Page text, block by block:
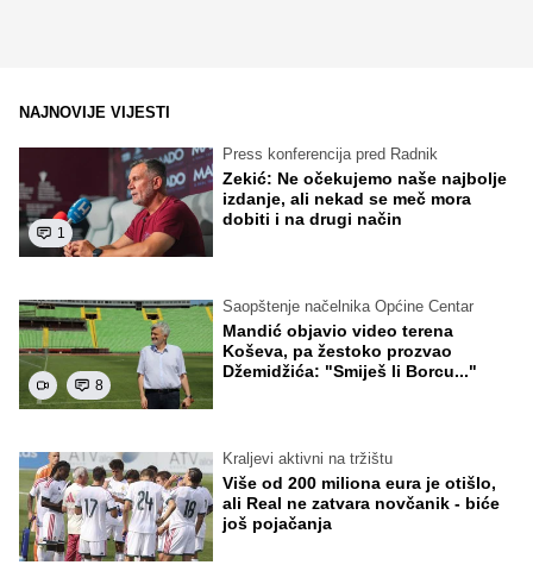
NAJNOVIJE VIJESTI
1
Press konferencija pred Radnik
Zekić: Ne očekujemo naše najbolje
izdanje, ali nekad se meč mora
dobiti i na drugi način
8
Saopštenje načelnika Općine Centar
Mandić objavio video terena
Koševa, pa žestoko prozvao
Džemidžića: "Smiješ li Borcu..."
Kraljevi aktivni na tržištu
Više od 200 miliona eura je otišlo,
ali Real ne zatvara novčanik - biće
još pojačanja